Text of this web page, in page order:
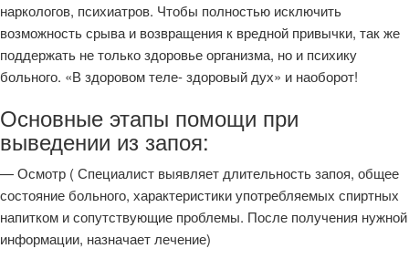
наркологов, психиатров. Чтобы полностью исключить
возможность срыва и возвращения к вредной привычки, так же
поддержать не только здоровье организма, но и психику
больного. «В здоровом теле- здоровый дух» и наоборот!
Основные этапы помощи при
выведении из запоя:
— Осмотр ( Специалист выявляет длительность запоя, общее
состояние больного, характеристики употребляемых спиртных
напитком и сопутствующие проблемы. После получения нужной
информации, назначает лечение)